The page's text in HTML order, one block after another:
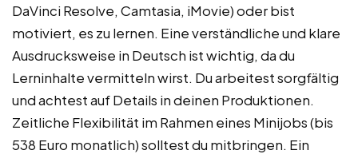
DaVinci Resolve, Camtasia, iMovie) oder bist
motiviert, es zu lernen. Eine verständliche und klare
Ausdrucksweise in Deutsch ist wichtig, da du
Lerninhalte vermitteln wirst. Du arbeitest sorgfältig
und achtest auf Details in deinen Produktionen.
Zeitliche Flexibilität im Rahmen eines Minijobs (bis
538 Euro monatlich) solltest du mitbringen. Ein